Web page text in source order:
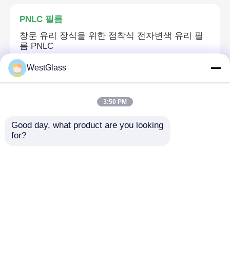
PNLC 필름
창문 유리 장식을 위한 점착식 전자변색 유리 필
름 PNLC
방탄 유리
WestGlass
3:50 PM
Good day, what product are you looking
for?